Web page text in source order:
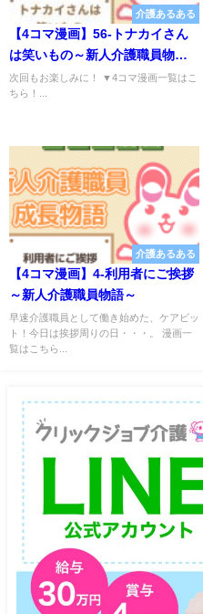
介護あるある
【4コマ漫画】56-トナカイさん
は笑いもの～新人介護職員物語
～
次回もお楽しみに！ ▼4コマ漫画一覧はこ
ちら！...
介護あるある
【4コマ漫画】4-利用者にご挨拶
～新人介護職員物語～
早速介護職員として働き始めた、ケアビッ
ト！今日は挨拶周りの日・・・。 漫画一
覧はこちら...